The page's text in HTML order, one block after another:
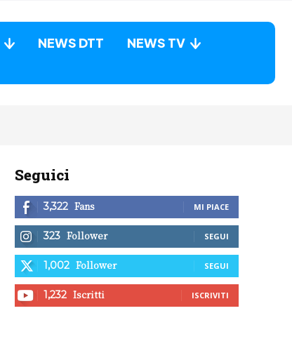
NEWS DTT
NEWS TV
Seguici
3,322 Fans MI PIACE
323 Follower SEGUI
1,002 Follower SEGUI
1,232 Iscritti ISCRIVITI